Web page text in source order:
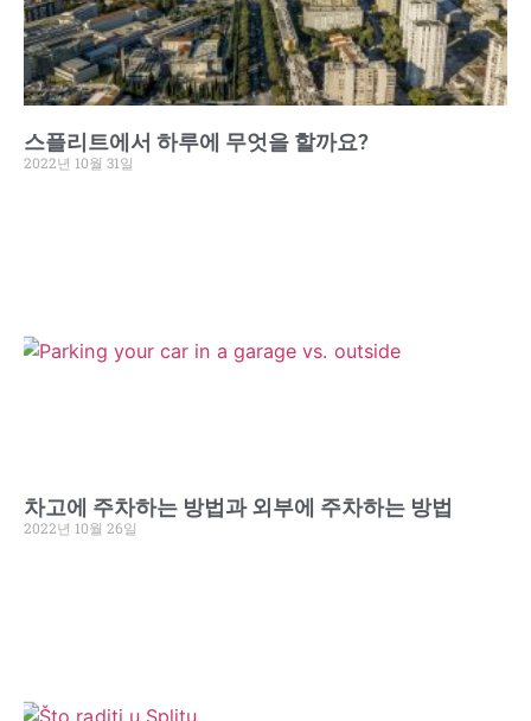
스플리트에서 하루에 무엇을 할까요?
2022년 10월 31일
차고에 주차하는 방법과 외부에 주차하는 방법
2022년 10월 26일